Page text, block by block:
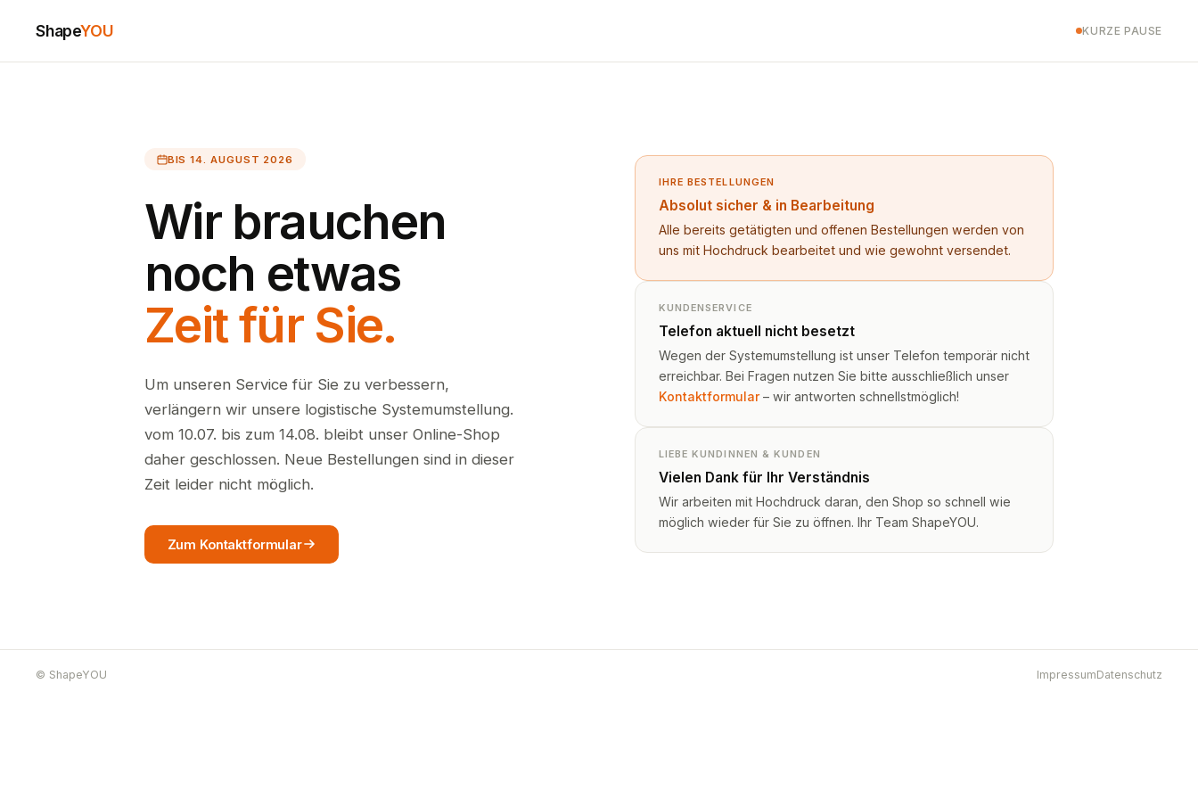
ShapeYOU KURZE PAUSE
BIS 14. AUGUST 2026
Wir brauchen
noch etwas
Zeit für Sie.
Um unseren Service für Sie zu verbessern,
verlängern wir unsere logistische Systemumstellung.
vom 10.07. bis zum 14.08. bleibt unser Online-Shop
daher geschlossen. Neue Bestellungen sind in dieser
Zeit leider nicht möglich.
Zum Kontaktformular
IHRE BESTELLUNGEN
Absolut sicher & in Bearbeitung
Alle bereits getätigten und offenen Bestellungen werden von
uns mit Hochdruck bearbeitet und wie gewohnt versendet.
KUNDENSERVICE
Telefon aktuell nicht besetzt
Wegen der Systemumstellung ist unser Telefon temporär nicht
erreichbar. Bei Fragen nutzen Sie bitte ausschließlich unser
Kontaktformular– wir antworten schnellstmöglich!
LIEBE KUNDINNEN & KUNDEN
Vielen Dank für Ihr Verständnis
Wir arbeiten mit Hochdruck daran, den Shop so schnell wie
möglich wieder für Sie zu öffnen. Ihr Team ShapeYOU.
© ShapeYOU ImpressumDatenschutz